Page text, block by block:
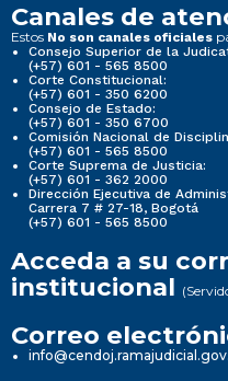
Canales de
Estos No son canales oficiales
Consejo Superior de la
(+57) 601 - 565 8500
Corte Constitucional:
(+57) 601 - 350 6200
Consejo de Estado:
(+57) 601 - 350 6700
Comisión Nacional de
(+57) 601 - 565 8500
Corte Suprema de Justicia:
(+57) 601 - 362 2000
Dirección Ejecutiva de
Carrera 7 # 27-18, Bogotá
(+57) 601 - 565 8500
Acceda a su
institucional
Correo